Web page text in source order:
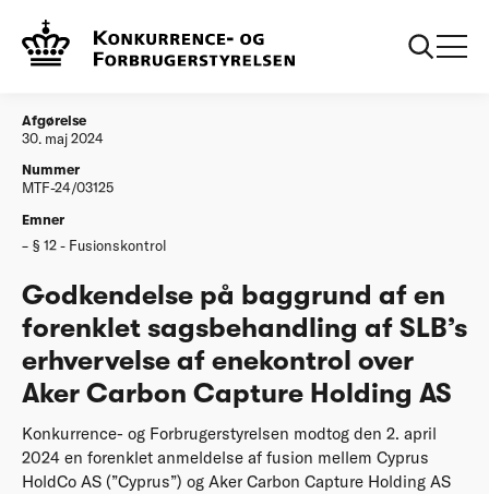
Afgørelser
sagsbehandling af SLB’s erhvervelse af
enekontrol over Aker Carbon Capture Holding AS
Afgørelse
30. maj 2024
Nummer
MTF-24/03125
Emner
§ 12 - Fusionskontrol
Godkendelse på baggrund af en
forenklet sagsbehandling af SLB’s
erhvervelse af enekontrol over
Aker Carbon Capture Holding AS
Konkurrence- og Forbrugerstyrelsen modtog den 2. april
2024 en forenklet anmeldelse af fusion mellem Cyprus
HoldCo AS (”Cyprus”) og Aker Carbon Capture Holding AS